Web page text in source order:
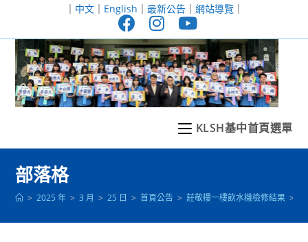
至
｜ 中文｜ English ｜ 最新公告｜ 網站導覽｜
KLSH基中首頁選單
部落格
> 2025 年 > 3 月 > 25 日 > 首頁公告 > 莊敬樓一樓飲水機檢修結果 >